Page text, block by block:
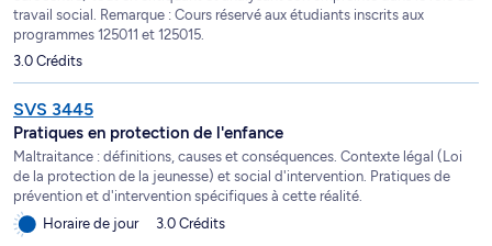
travail social. Remarque : Cours réservé aux étudiants inscrits aux
programmes 125011 et 125015.
3.0 Crédits
SVS 3445
Pratiques en protection de l'enfance
Maltraitance : définitions, causes et conséquences. Contexte légal (Loi
de la protection de la jeunesse) et social d'intervention. Pratiques de
prévention et d'intervention spécifiques à cette réalité.
Horaire de jour
3.0 Crédits